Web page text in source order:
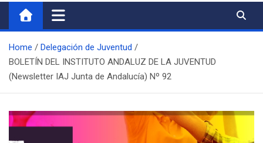
Home
Delegación de Juventud
BOLETÍN DEL INSTITUTO ANDALUZ DE LA JUVENTUD
(Newsletter IAJ Junta de Andalucía) Nº 92